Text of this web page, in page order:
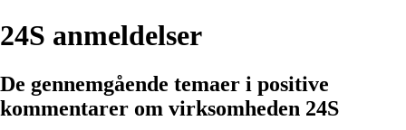
24S anmeldelser
De gennemgående temaer i positive
kommentarer om virksomheden 24S